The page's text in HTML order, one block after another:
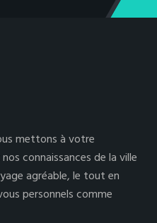
mettons à votre
connaissances de la ville
agréable, le tout en
personnels comme